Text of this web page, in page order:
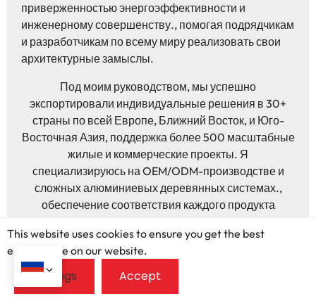
приверженностью энергоэффективности и
инженерному совершенству., помогая подрядчикам
и разработчикам по всему миру реализовать свои
архитектурные замыслы.
Под моим руководством, мы успешно
экспортировали индивидуальные решения в 30+
страны по всей Европе, Ближний Восток, и Юго-
Восточная Азия, поддержка более 500 масштабные
жилые и коммерческие проекты. Я
специализируюсь на OEM/ODM-производстве и
сложных алюминиевых деревянных системах.,
обеспечение соответствия каждого продукта
климатическим требованиям.. Я стремлюсь
преодолеть разрыв между передовым
производством и глобальной торговлей.,
предоставление профессиональных,
This website uses cookies to ensure you get the best
exprerience on our website.